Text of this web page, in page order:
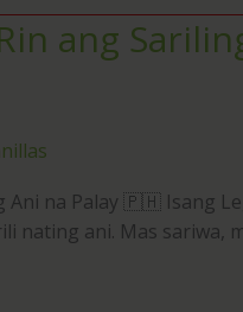
ang
Ani na Palay 🇵🇭 Isang
nating ani. Mas